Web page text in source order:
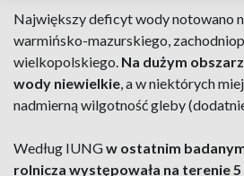
Największy deficyt wody notowano
warmińsko-mazurskiego,
wielkopolskiego. Na dużym
wody niewielkie, a w niektórych
nadmierną wilgotność gleby
Według IUNGw ostatnim
rolnicza występowała na terenie